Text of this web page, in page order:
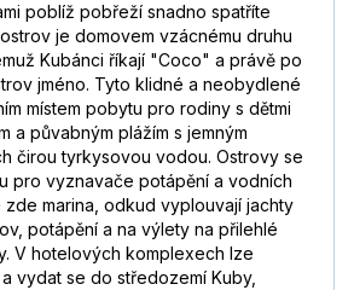
poblíž pobřeží snadno spatříte
je domovem vzácnému druhu
Kubánci říkají "Coco" a právě po
jméno. Tyto klidné a neobydlené
místem pobytu pro rodiny s dětmi
a půvabným plážím s jemným
čirou tyrkysovou vodou. Ostrovy se
pro vyznavače potápění a vodních
zde marina, odkud vyplouvají jachty
potápění a na výlety na přilehlé
V hotelových komplexech lze
vydat se do středozemí Kuby,